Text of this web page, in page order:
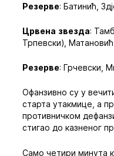
Резерве: Батинић,
Црвена звезда:
Трпевски),
Резерве: Грчевски,
Офанзивно су у
старта утакмице, а
противничком
стигао до казненог
Само четири минута